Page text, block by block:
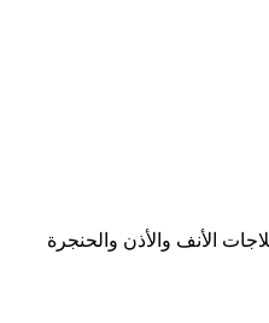
الأنف والأذن والحنجرة